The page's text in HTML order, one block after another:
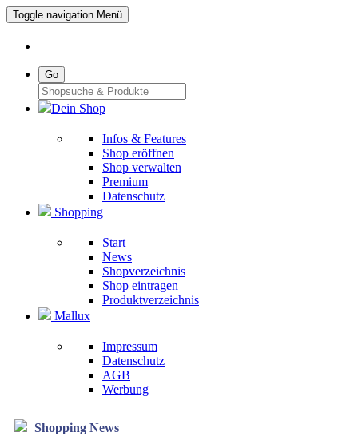
Toggle navigation Menü
Go
Dein Shop
Infos & Features
Shop eröffnen
Shop verwalten
Premium
Datenschutz
Shopping
Start
News
Shopverzeichnis
Shop eintragen
Produktverzeichnis
Mallux
Impressum
Datenschutz
AGB
Werbung
Shopping News